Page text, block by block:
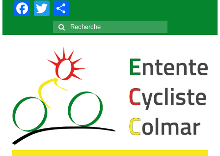
Facebook
Twitter
Rechercher
: